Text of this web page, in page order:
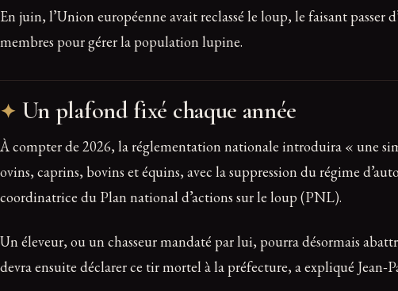
En juin, l’Union européenne avait reclassé le loup, le faisant
membres pour gérer la population lupine.
Un plafond fixé chaque année
À compter de 2026, la réglementation nationale introduira « une
ovins, caprins, bovins et équins, avec la suppression du régime
coordinatrice du Plan national d’actions sur le loup (PNL).
Un éleveur, ou un chasseur mandaté par lui, pourra désormais
devra ensuite déclarer ce tir mortel à la préfecture, a expliqué